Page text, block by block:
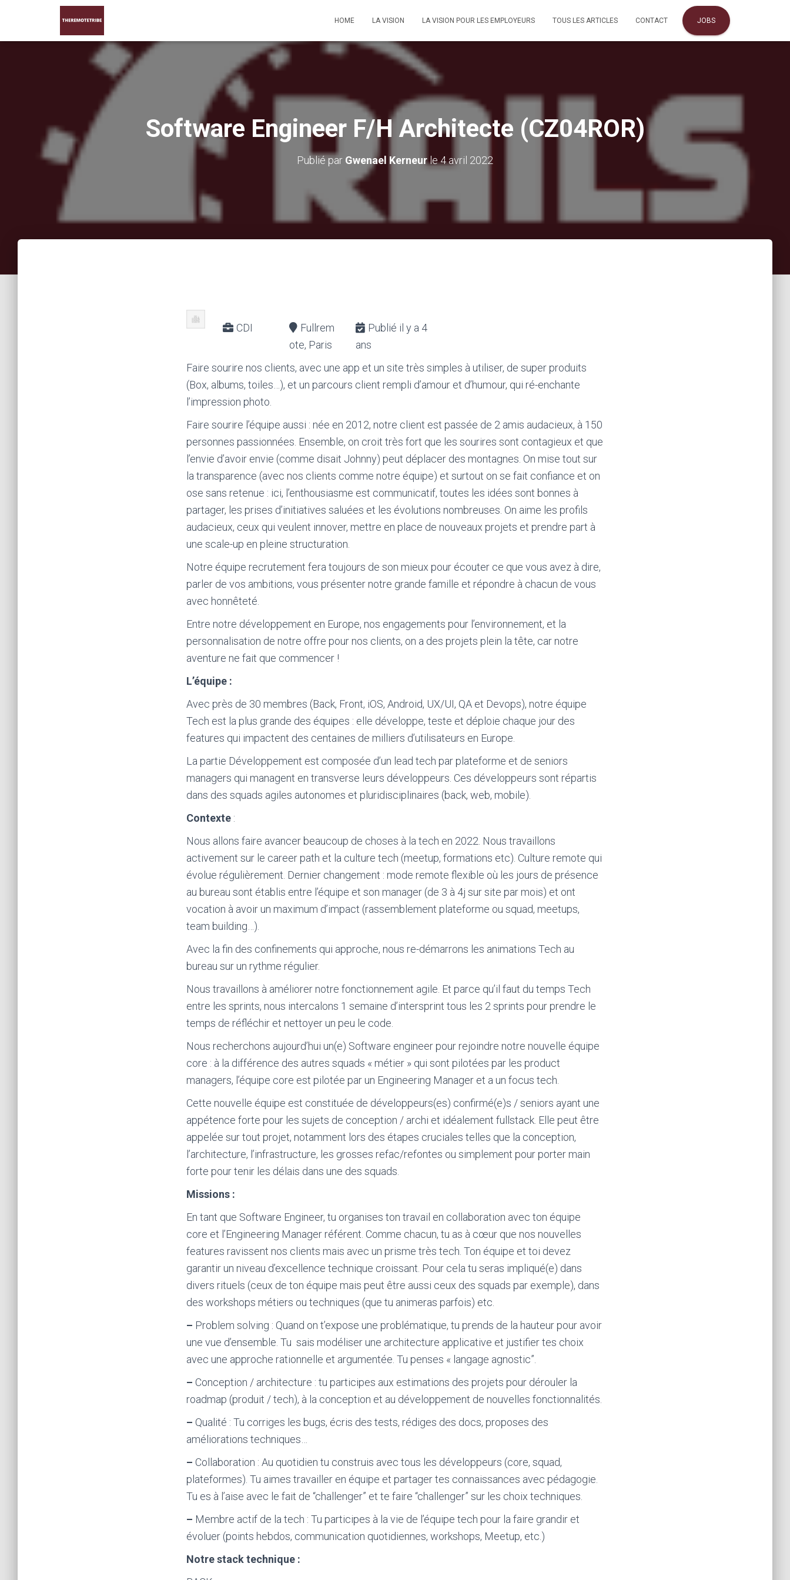
HOME LA VISION LA VISION POUR LES EMPLOYEURS TOUS LES ARTICLES CONTACT JOBS
Software Engineer F/H Architecte (CZ04ROR)
Publié par Gwenael Kerneurle4 avril 2022
CDI
Fullrem
ote, Paris
Publié il y a 4
ans
Faire sourire nos clients, avec une app et un site très simples à utiliser, de super produits
(Box, albums, toiles…), et un parcours client rempli d’amour et d’humour, qui ré-enchante
l’impression photo.
Faire sourire l’équipe aussi : née en 2012, notre client est passée de 2 amis audacieux, à 150
personnes passionnées. Ensemble, on croit très fort que les sourires sont contagieux et que
l’envie d’avoir envie (comme disait Johnny) peut déplacer des montagnes. On mise tout sur
la transparence (avec nos clients comme notre équipe) et surtout on se fait confiance et on
ose sans retenue : ici, l’enthousiasme est communicatif, toutes les idées sont bonnes à
partager, les prises d’initiatives saluées et les évolutions nombreuses. On aime les profils
audacieux, ceux qui veulent innover, mettre en place de nouveaux projets et prendre part à
une scale-up en pleine structuration.
Notre équipe recrutement fera toujours de son mieux pour écouter ce que vous avez à dire,
parler de vos ambitions, vous présenter notre grande famille et répondre à chacun de vous
avec honnêteté.
Entre notre développement en Europe, nos engagements pour l’environnement, et la
personnalisation de notre offre pour nos clients, on a des projets plein la tête, car notre
aventure ne fait que commencer !
L’équipe :
Avec près de 30 membres (Back, Front, iOS, Android, UX/UI, QA et Devops), notre équipe
Tech est la plus grande des équipes : elle développe, teste et déploie chaque jour des
features qui impactent des centaines de milliers d’utilisateurs en Europe.
La partie Développement est composée d’un lead tech par plateforme et de seniors
managers qui managent en transverse leurs développeurs. Ces développeurs sont répartis
dans des squads agiles autonomes et pluridisciplinaires (back, web, mobile).
Contexte :
Nous allons faire avancer beaucoup de choses à la tech en 2022. Nous travaillons
activement sur le career path et la culture tech (meetup, formations etc). Culture remote qui
évolue régulièrement. Dernier changement : mode remote flexible où les jours de présence
au bureau sont établis entre l’équipe et son manager (de 3 à 4j sur site par mois) et ont
vocation à avoir un maximum d’impact (rassemblement plateforme ou squad, meetups,
team building…).
Avec la fin des confinements qui approche, nous re-démarrons les animations Tech au
bureau sur un rythme régulier.
Nous travaillons à améliorer notre fonctionnement agile. Et parce qu’il faut du temps Tech
entre les sprints, nous intercalons 1 semaine d’intersprint tous les 2 sprints pour prendre le
temps de réfléchir et nettoyer un peu le code.
Nous recherchons aujourd’hui un(e) Software engineer pour rejoindre notre nouvelle équipe
core : à la différence des autres squads « métier » qui sont pilotées par les product
managers, l’équipe core est pilotée par un Engineering Manager et a un focus tech.
Cette nouvelle équipe est constituée de développeurs(es) confirmé(e)s / seniors ayant une
appétence forte pour les sujets de conception / archi et idéalement fullstack. Elle peut être
appelée sur tout projet, notamment lors des étapes cruciales telles que la conception,
l’architecture, l’infrastructure, les grosses refac/refontes ou simplement pour porter main
forte pour tenir les délais dans une des squads.
Missions :
En tant que Software Engineer, tu organises ton travail en collaboration avec ton équipe
core et l’Engineering Manager référent. Comme chacun, tu as à cœur que nos nouvelles
features ravissent nos clients mais avec un prisme très tech. Ton équipe et toi devez
garantir un niveau d’excellence technique croissant. Pour cela tu seras impliqué(e) dans
divers rituels (ceux de ton équipe mais peut être aussi ceux des squads par exemple), dans
des workshops métiers ou techniques (que tu animeras parfois) etc.
– Problem solving : Quand on t’expose une problématique, tu prends de la hauteur pour avoir
une vue d’ensemble. Tu sais modéliser une architecture applicative et justifier tes choix
avec une approche rationnelle et argumentée. Tu penses « langage agnostic”.
– Conception / architecture : tu participes aux estimations des projets pour dérouler la
roadmap (produit / tech), à la conception et au développement de nouvelles fonctionnalités.
– Qualité : Tu corriges les bugs, écris des tests, rédiges des docs, proposes des
améliorations techniques…
– Collaboration : Au quotidien tu construis avec tous les développeurs (core, squad,
plateformes). Tu aimes travailler en équipe et partager tes connaissances avec pédagogie.
Tu es à l’aise avec le fait de “challenger” et te faire “challenger” sur les choix techniques.
– Membre actif de la tech : Tu participes à la vie de l’équipe tech pour la faire grandir et
évoluer (points hebdos, communication quotidiennes, workshops, Meetup, etc.)
Notre stack technique :